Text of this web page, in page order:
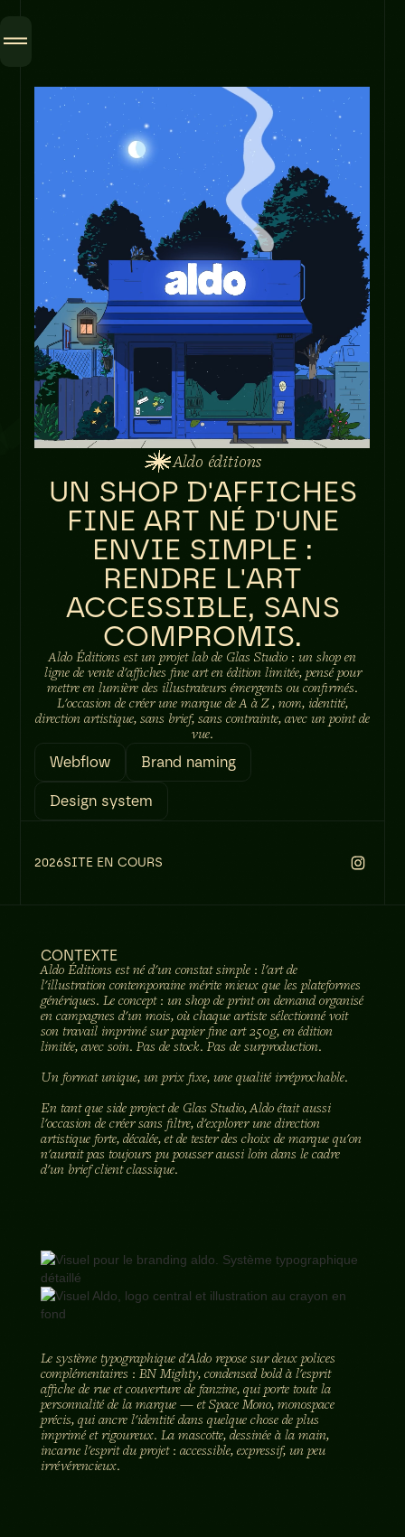
Home
Méthode
Contact
INSTAGRAM
LINKEDIN
Aldo éditions
UN SHOP D'AFFICHES
FINE ART NÉ D'UNE
ENVIE SIMPLE :
RENDRE L'ART
ACCESSIBLE, SANS
COMPROMIS.
Aldo Éditions est un projet lab de Glas Studio : un shop en
ligne de vente d'affiches fine art en édition limitée, pensé pour
mettre en lumière des illustrateurs émergents ou confirmés.
L'occasion de créer une marque de A à Z , nom, identité,
direction artistique, sans brief, sans contrainte, avec un point de
vue.
Webflow Brand naming
Design system
2026SITE EN COURS
CONTEXTE
Aldo Éditions est né d'un constat simple : l'art de
l'illustration contemporaine mérite mieux que les plateformes
génériques. Le concept : un shop de print on demand organisé
en campagnes d'un mois, où chaque artiste sélectionné voit
son travail imprimé sur papier fine art 250g, en édition
limitée, avec soin. Pas de stock. Pas de surproduction.
Un format unique, un prix fixe, une qualité irréprochable.
En tant que side project de Glas Studio, Aldo était aussi
l'occasion de créer sans filtre, d'explorer une direction
artistique forte, décalée, et de tester des choix de marque qu'on
n'aurait pas toujours pu pousser aussi loin dans le cadre
d'un brief client classique.
Le système typographique d'Aldo repose sur deux polices
complémentaires : BN Mighty, condensed bold à l'esprit
affiche de rue et couverture de fanzine, qui porte toute la
personnalité de la marque — et Space Mono, monospace
précis, qui ancre l'identité dans quelque chose de plus
imprimé et rigoureux. La mascotte, dessinée à la main,
incarne l'esprit du projet : accessible, expressif, un peu
irrévérencieux.